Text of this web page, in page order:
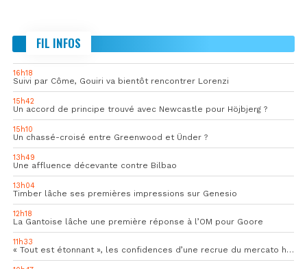
FIL INFOS
16h18
Suivi par Côme, Gouiri va bientôt rencontrer Lorenzi
15h42
Un accord de principe trouvé avec Newcastle pour Höjbjerg ?
15h10
Un chassé-croisé entre Greenwood et Ünder ?
13h49
Une affluence décevante contre Bilbao
13h04
Timber lâche ses premières impressions sur Genesio
12h18
La Gantoise lâche une première réponse à l’OM pour Goore
11h33
« Tout est étonnant », les confidences d’une recrue du mercato hivernal de l’OM